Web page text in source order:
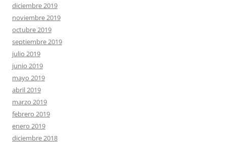
diciembre 2019
noviembre 2019
octubre 2019
septiembre 2019
julio 2019
junio 2019
mayo 2019
abril 2019
marzo 2019
febrero 2019
enero 2019
diciembre 2018